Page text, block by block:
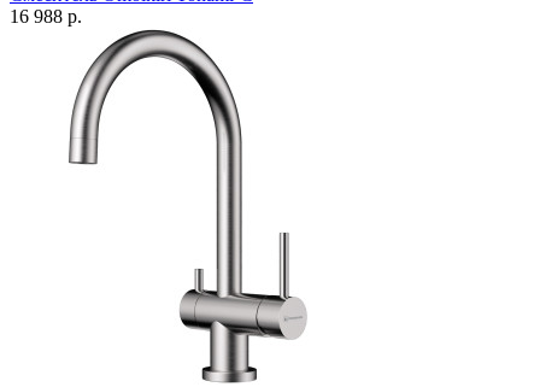
16 988 р.